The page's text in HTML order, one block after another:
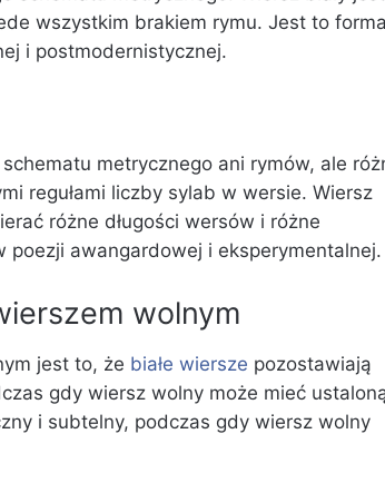
wszystkim brakiem rymu. Jest to
i postmodernistycznej.
metrycznego ani rymów, ale
regułami liczby sylab w wersie. Wiersz
różne długości wersów i różne
awangardowej i eksperymentalnej.
wolnym
jest to, że białe wiersze pozostawiają
gdy wiersz wolny może mieć
i subtelny, podczas gdy wiersz wolny